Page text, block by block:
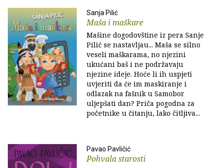
Sanja Pilić
Maša i maškare
Mašine dogodovštine iz pera Sanje
Pilić se nastavljau... Maša se silno
veseli maškarama, no njezini
ukućani baš i ne podržavaju
njezine ideje. Hoće li ih uspjeti
uvjeriti da će im maskiranje i
odlazak na fašnik u Samobor
uljepšati dan? Priča pogodna za
početnike u čitanju, lako čitljiva...
Pavao Pavličić
Pohvala starosti